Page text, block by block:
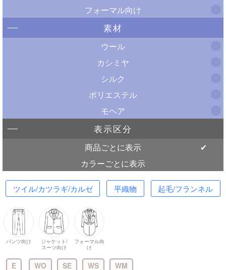
フォーマル向け
素材
ウール
カシミヤ
シルク
ポリエステル
モヘア
表示区分
商品ごとに表示
カラーごとに表示
ツイル/カツラギ/カルゼ 平織物 起毛/フランネル
パンツ向け
ジャケット/
スーツ向け
フォーマル向
け
E WO SE WS WM